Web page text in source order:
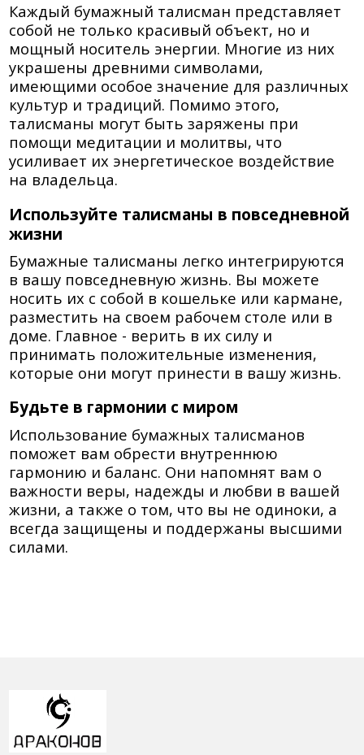
Каждый бумажный талисман представляет
собой не только красивый объект, но и
мощный носитель энергии. Многие из них
украшены древними символами,
имеющими особое значение для различных
культур и традиций. Помимо этого,
талисманы могут быть заряжены при
помощи медитации и молитвы, что
усиливает их энергетическое воздействие
на владельца.
Используйте талисманы в повседневной
жизни
Бумажные талисманы легко интегрируются
в вашу повседневную жизнь. Вы можете
носить их с собой в кошельке или кармане,
разместить на своем рабочем столе или в
доме. Главное - верить в их силу и
принимать положительные изменения,
которые они могут принести в вашу жизнь.
Будьте в гармонии с миром
Использование бумажных талисманов
поможет вам обрести внутреннюю
гармонию и баланс. Они напомнят вам о
важности веры, надежды и любви в вашей
жизни, а также о том, что вы не одиноки, а
всегда защищены и поддержаны высшими
силами.